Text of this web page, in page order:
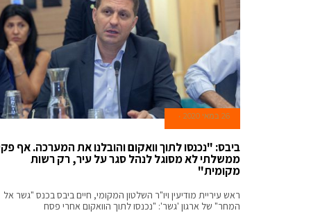
26 במאי 2020
ביבס: "נכנסו לתוך וואקום והובלנו את המערכה. אף
ממשלתי לא מסוגל לנהל סגר על עיר, רק רשות
מקומית"
ראש עיריית מודיעין ויו"ר השלטון המקומי, חיים ביבס בכנס "גשר אל
המחר" של ארגון 'גשר': "נכנסו לתוך הוואקום אחרי פסח